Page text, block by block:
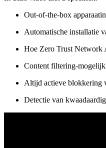
Out-of-the-box
Automatische installatie
Hoe Zero Trust Network
Content filtering-
Altijd actieve blokkering
Detectie van